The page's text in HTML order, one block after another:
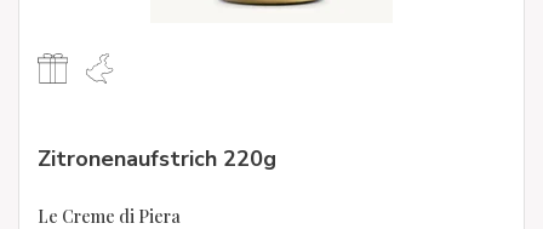
Zitronenaufstrich 220g
Le Creme di Piera